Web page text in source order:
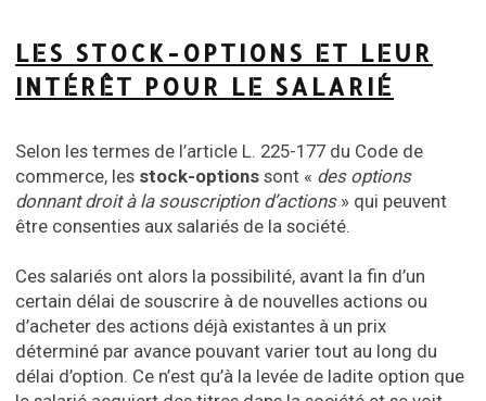
LES STOCK-OPTIONS ET LEUR
INTÉRÊT POUR LE SALARIÉ
Selon les termes de l’article L. 225-177 du Code de
commerce, les stock-options sont « des options
donnant droit à la souscription d’actions » qui peuvent
être consenties aux salariés de la société.
Ces salariés ont alors la possibilité, avant la fin d’un
certain délai de souscrire à de nouvelles actions ou
d’acheter des actions déjà existantes à un prix
déterminé par avance pouvant varier tout au long du
délai d’option. Ce n’est qu’à la levée de ladite option que